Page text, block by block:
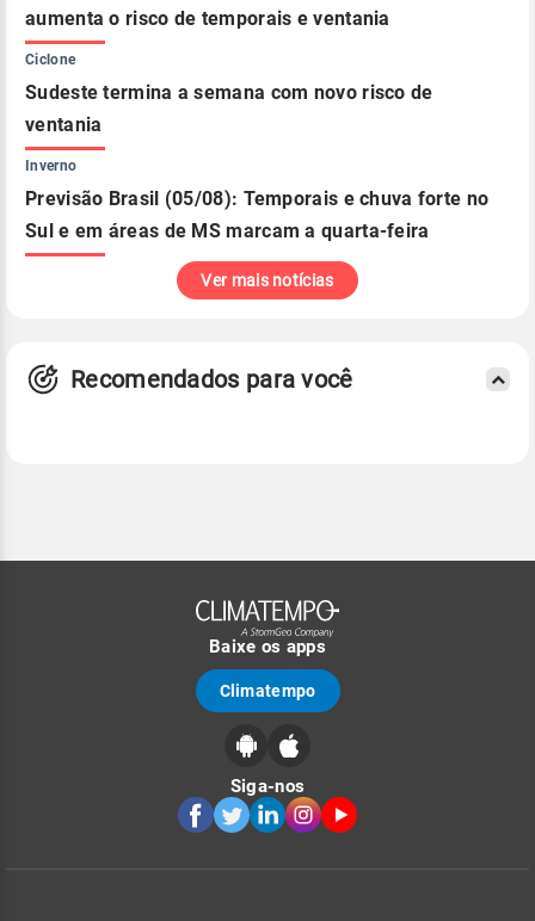
aumenta o risco de temporais e ventania
Ciclone
Sudeste termina a semana com novo risco de
ventania
Inverno
Previsão Brasil (05/08): Temporais e chuva forte no
Sul e em áreas de MS marcam a quarta-feira
Ver mais notícias
Recomendados para você
Baixe os apps
Climatempo
Siga-nos